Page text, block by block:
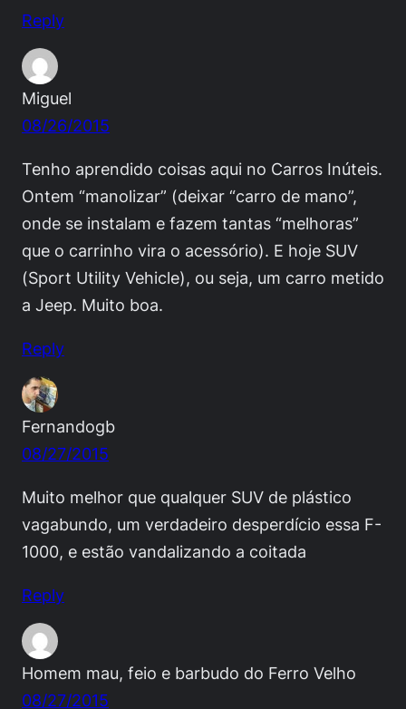
Reply
Miguel
08/26/2015
Tenho aprendido coisas aqui no Carros Inúteis.
Ontem “manolizar” (deixar “carro de mano”,
onde se instalam e fazem tantas “melhoras”
que o carrinho vira o acessório). E hoje SUV
(Sport Utility Vehicle), ou seja, um carro metido
a Jeep. Muito boa.
Reply
Fernandogb
08/27/2015
Muito melhor que qualquer SUV de plástico
vagabundo, um verdadeiro desperdício essa F-
1000, e estão vandalizando a coitada
Reply
Homem mau, feio e barbudo do Ferro Velho
08/27/2015